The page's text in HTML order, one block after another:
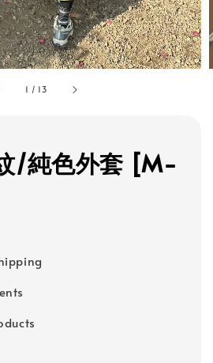
1 / 13
/純色外套 [M-